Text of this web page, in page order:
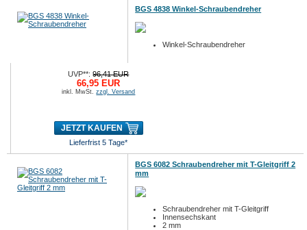
BGS 4838 Winkel-Schraubendreher
Winkel-Schraubendreher
UVP**:96,41 EUR
66,95 EUR
inkl. MwSt.zzgl. Versand
JETZT KAUFEN
Lieferfrist 5 Tage*
BGS 6082 Schraubendreher mit T-Gleitgriff 2
mm
Schraubendreher mit T-Gleitgriff
Innensechskant
2 mm